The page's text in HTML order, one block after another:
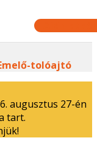
tolóajtó
augusztus 27-én
tart.